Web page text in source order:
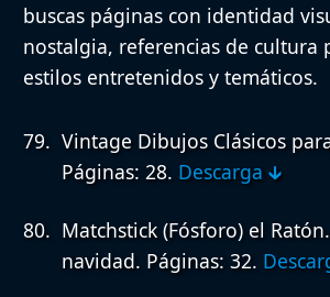
buscas páginas con identidad
nostalgia, referencias de cultura
estilos entretenidos y temáticos.
Vintage Dibujos Clásicos
Páginas: 28. Descarga 🡳
Matchstick (Fósforo) el
navidad. Páginas: 32.